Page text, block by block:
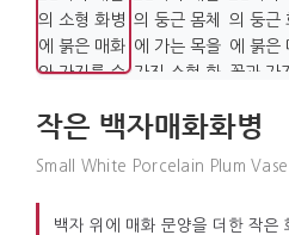
작은 백자매화화병
Small White Porcelain Plum Vase
백자 위에 매화 문양을 더한 작은